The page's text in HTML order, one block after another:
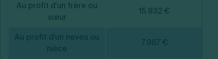
Au profit d'un frère ou
sœur
15.932 €
Au profit d'un neveu ou
nièce
7.967 €